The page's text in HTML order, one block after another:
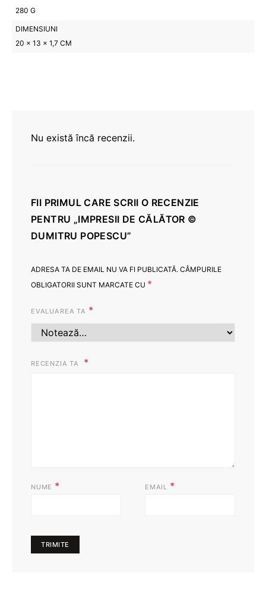
280 G
DIMENSIUNI
20 × 13 × 1,7 CM
Nu există încă recenzii.
FII PRIMUL CARE SCRII O RECENZIE
PENTRU „IMPRESII DE CĂLĂTOR ©
DUMITRU POPESCU”
ADRESA TA DE EMAIL NU VA FI PUBLICATĂ. CÂMPURILE
OBLIGATORII SUNT MARCATE CU *
EVALUAREA TA *
RECENZIA TA
NUME * EMAIL *